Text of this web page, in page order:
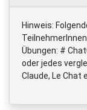
Hinweis:
Übungen: #
oder jedes
Claude, Le Chat